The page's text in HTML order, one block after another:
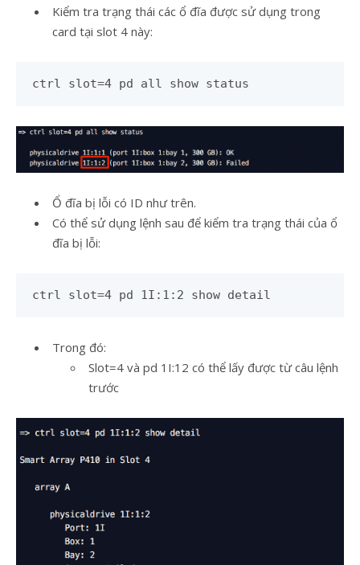
Kiểm tra trạng thái các ổ đĩa được sử dụng trong
card tại slot 4 này:
ctrl slot=4 pd all show status
Ổ đĩa bị lỗi có ID như trên.
Có thể sử dụng lệnh sau để kiểm tra trạng thái của ổ
đĩa bị lỗi:
ctrl slot=4 pd 1I:1:2 show detail
Trong đó:
Slot=4 và pd 1I:12 có thể lấy được từ câu lệnh
trước